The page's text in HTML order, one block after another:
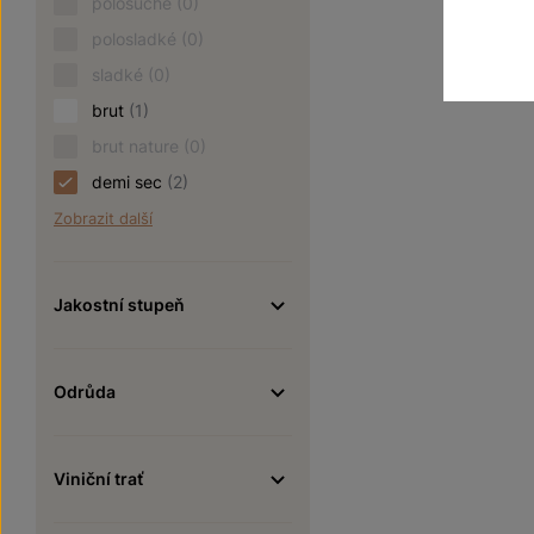
polosladké (0)
sladké (0)
brut (1)
brut nature (0)
demi sec (2)
Zobrazit další
Jakostní stupeň
Odrůda
Viniční trať